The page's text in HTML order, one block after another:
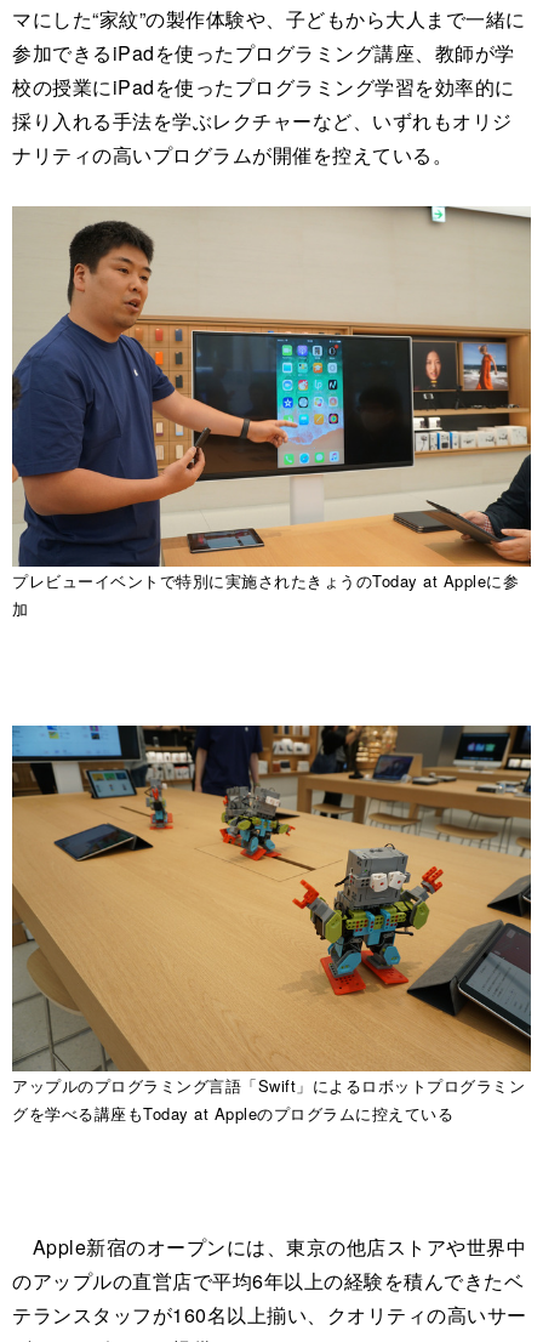
マにした“家紋”の製作体験や、子どもから大人まで一緒に
参加できるiPadを使ったプログラミング講座、教師が学
校の授業にiPadを使ったプログラミング学習を効率的に
採り入れる手法を学ぶレクチャーなど、いずれもオリジ
ナリティの高いプログラムが開催を控えている。
プレビューイベントで特別に実施されたきょうのToday at Appleに参
加
アップルのプログラミング言語「Swift」によるロボットプログラミン
グを学べる講座もToday at Appleのプログラムに控えている
Apple新宿のオープンには、東京の他店ストアや世界中
のアップルの直営店で平均6年以上の経験を積んできたベ
テランスタッフが160名以上揃い、クオリティの高いサー